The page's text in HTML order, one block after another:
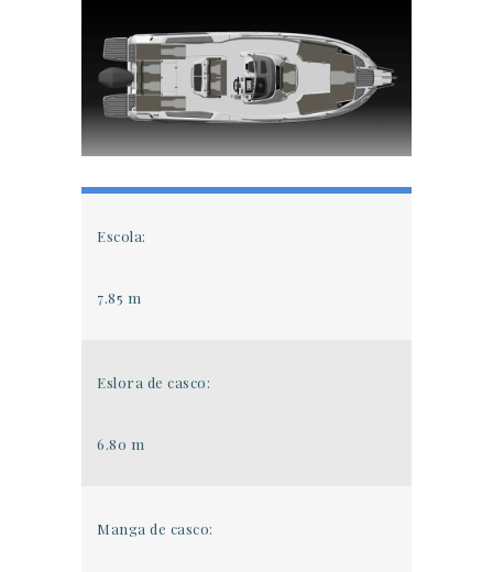
Escola:
7.85 m
Eslora de casco:
6.80 m
Manga de casco: